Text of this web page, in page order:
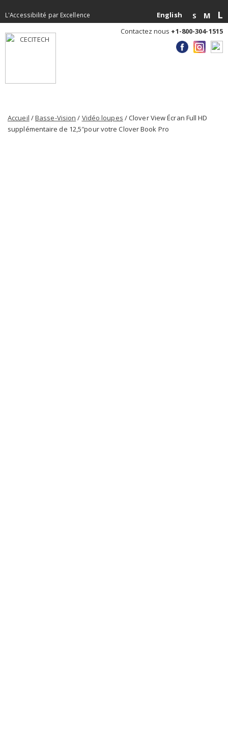
Contactez nous +1-800-304-1515
L'Accessibilité par Excellence English S M L
Accueil /Basse-Vision / Vidéo loupes / Clover View Écran Full HD
supplémentaire de 12,5″pour votre Clover Book Pro